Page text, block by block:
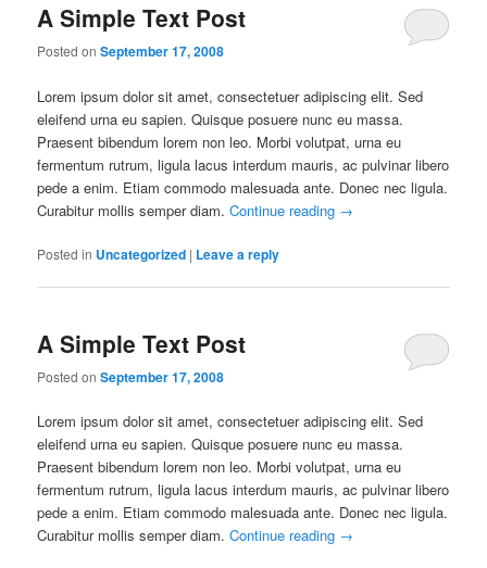
content
content
A Simple Text Post
Posted onSeptember 17, 2008
Lorem ipsum dolor sit amet, consectetuer adipiscing elit. Sed
eleifend urna eu sapien. Quisque posuere nunc eu massa.
Praesent bibendum lorem non leo. Morbi volutpat, urna eu
fermentum rutrum, ligula lacus interdum mauris, ac pulvinar libero
pede a enim. Etiam commodo malesuada ante. Donec nec ligula.
Curabitur mollis semper diam.Continue reading →
Posted in Uncategorized | Leave a reply
A Simple Text Post
Posted onSeptember 17, 2008
Lorem ipsum dolor sit amet, consectetuer adipiscing elit. Sed
eleifend urna eu sapien. Quisque posuere nunc eu massa.
Praesent bibendum lorem non leo. Morbi volutpat, urna eu
fermentum rutrum, ligula lacus interdum mauris, ac pulvinar libero
pede a enim. Etiam commodo malesuada ante. Donec nec ligula.
Curabitur mollis semper diam.Continue reading →